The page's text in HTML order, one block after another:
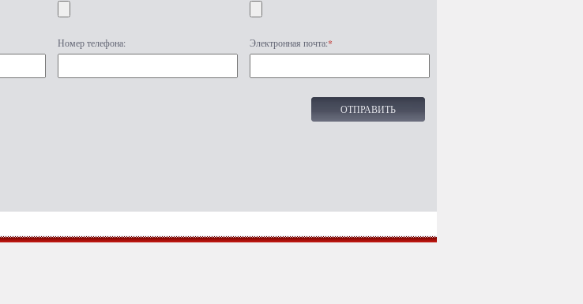
Номер телефона: Электронная почта:*